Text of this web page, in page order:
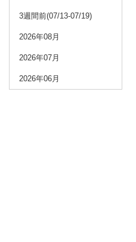
3週間前(07/13-07/19)
2026年08月
2026年07月
2026年06月